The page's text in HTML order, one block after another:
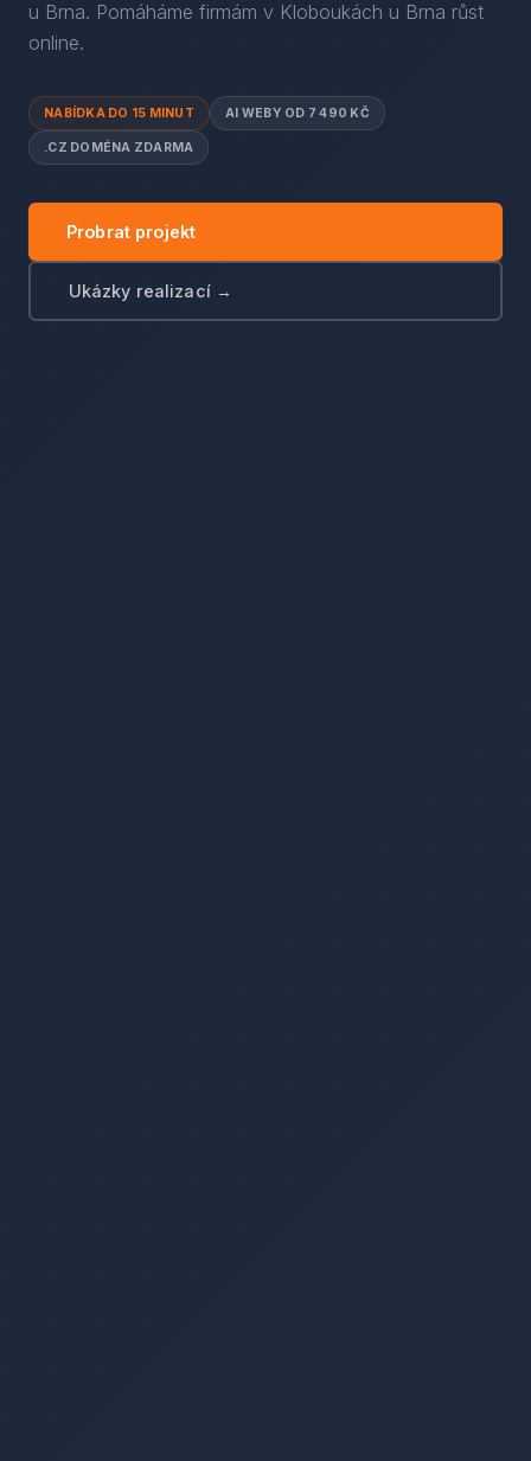
u Brna. Pomáháme firmám v Kloboukách u Brna růst
online.
NABÍDKA DO 15 MINUT AI WEBY OD 7 490 KČ
.CZ DOMÉNA ZDARMA
Probrat projekt
Ukázky realizací →